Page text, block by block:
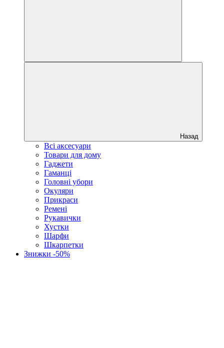
Назад
Всі аксесуари
Товари для дому
Гаджети
Гаманці
Головні убори
Окуляри
Прикраси
Ремені
Рукавички
Хустки
Шарфи
Шкарпетки
Знижки -50%